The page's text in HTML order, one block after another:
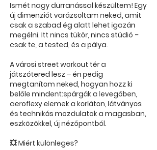
Ismét nagy durranással készültem! Egy
új dimenziót varázsoltam neked, amit
csak a szabad ég alatt lehet igazán
megélni. Itt nincs tükör, nincs stúdió –
csak te, a tested, és a pálya.
A városi street workout tér a
játszótered lesz – én pedig
megtanítom neked, hogyan hozz ki
belőle mindent:spárgák a levegőben,
aeroflexy elemek a korláton, látványos
és technikás mozdulatok a magasban,
eszközökkel, új nézőpontból.
💥 Miért különleges?